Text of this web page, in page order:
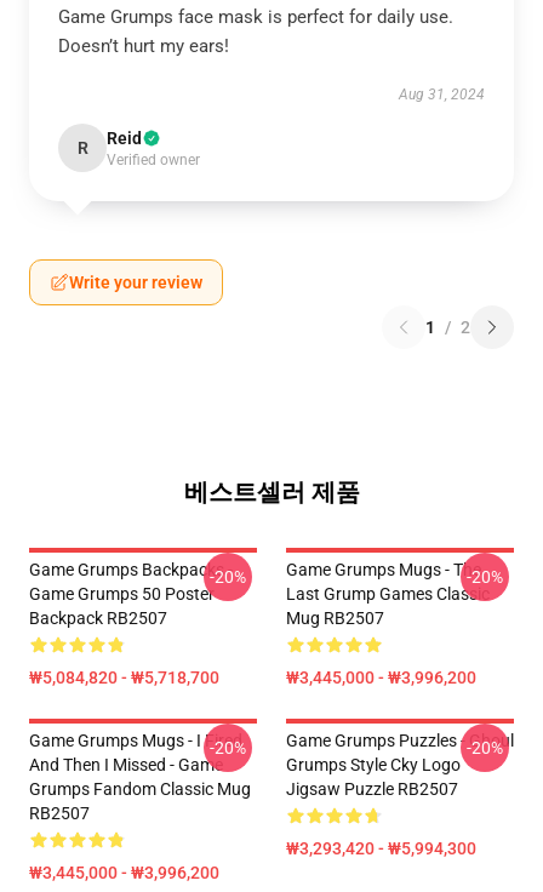
Game Grumps face mask is perfect for daily use.
Doesn’t hurt my ears!
Aug 31, 2024
R Reid
Verified owner
Write your review
1 / 2
베스트셀러 제품
Game Grumps Backpacks -
Game Grumps 50 Poster
Backpack RB2507
₩5,084,820 - ₩5,718,700
-20%
Game Grumps Mugs - The
Last Grump Games Classic
Mug RB2507
₩3,445,000 - ₩3,996,200
-20%
Game Grumps Mugs - I Fired
And Then I Missed - Game
Grumps Fandom Classic Mug
RB2507
₩3,445,000 - ₩3,996,200
-20%
Game Grumps Puzzles - Ghoul
Grumps Style Cky Logo
Jigsaw Puzzle RB2507
₩3,293,420 - ₩5,994,300
-20%